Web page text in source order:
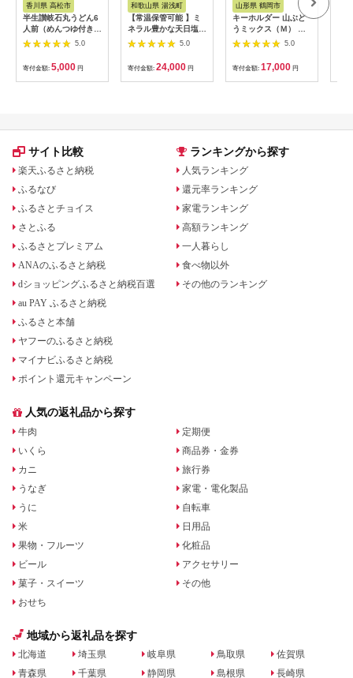
香川県 高松市
半生讃岐石丸うどん6
人前（めんつゆ付き）
麺300g×2袋
5.0
寄付金額: 5,000 円
和歌山県 湯浅町
【常温保管可能 】ミ
ネラル豊かな天日塩だ
けで漬けた無添加梅干
し2kg 梅ボーイズ｜
B201_EP6024
5.0
寄付金額: 24,000 円
山形県 鶴岡市
キーホルダー 山ぶど
うミックス（Ｍ） 山
形県鶴岡市 アトリエ
かおる | 山葡萄 雑貨
キーホルダー ギフト
贈り物 お取り寄せ 返
礼品
5.0
寄付金額: 17,000 円
サイト比較
楽天ふるさと納税
ふるなび
ふるさとチョイス
さとふる
ふるさとプレミアム
ANAのふるさと納税
dショッピングふるさと納税百選
au PAY ふるさと納税
ふるさと本舗
ヤフーのふるさと納税
マイナビふるさと納税
ポイント還元キャンペーン
ランキングから探す
人気ランキング
還元率ランキング
家電ランキング
高額ランキング
一人暮らし
食べ物以外
その他のランキング
人気の返礼品から探す
牛肉
いくら
カニ
うなぎ
うに
米
果物・フルーツ
ビール
菓子・スイーツ
おせち
定期便
商品券・金券
旅行券
家電・電化製品
自転車
日用品
化粧品
アクセサリー
その他
地域から返礼品を探す
北海道
青森県
埼玉県
千葉県
岐阜県
静岡県
鳥取県
島根県
佐賀県
長崎県